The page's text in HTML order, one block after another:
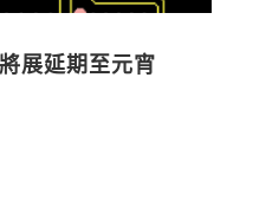
展延期至元宵